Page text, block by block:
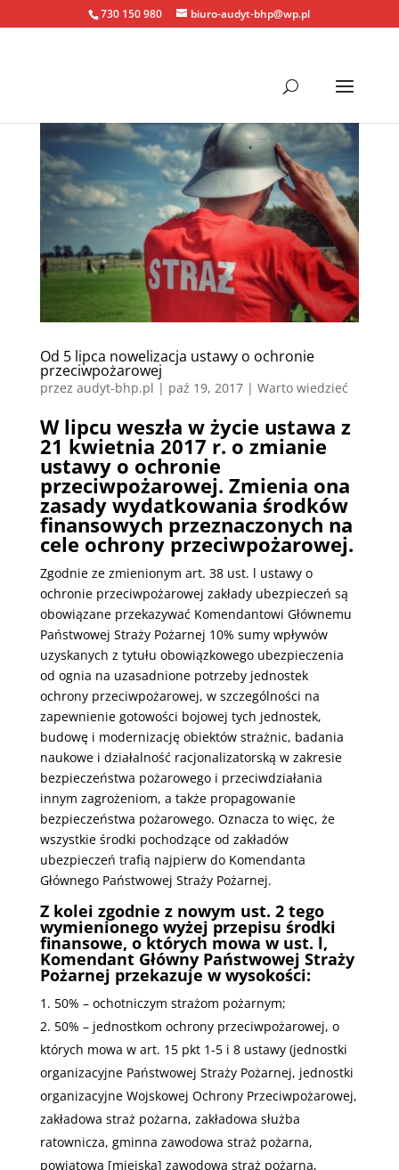
730 150 980 biuro-audyt-bhp@wp.pl
Od 5 lipca nowelizacja ustawy o ochronie
przeciwpożarowej
przez audyt-bhp.pl | paź 19, 2017| Warto wiedzieć
W lipcu weszła w życie ustawa z
21 kwietnia 2017 r. o zmianie
ustawy o ochronie
przeciwpożarowej. Zmienia ona
zasady wydatkowania środków
finansowych przeznaczonych na
cele ochrony przeciwpożarowej.
Zgodnie ze zmienionym art. 38 ust. l ustawy o
ochronie przeciwpożarowej zakłady ubezpieczeń są
obowiązane przekazywać Komendantowi Głównemu
Państwowej Straży Pożarnej 10% sumy wpływów
uzyskanych z tytułu obowiązkowego ubezpieczenia
od ognia na uzasadnione potrzeby jednostek
ochrony przeciwpożarowej, w szczególności na
zapewnienie gotowości bojowej tych jednostek,
budowę i modernizację obiektów strażnic, badania
naukowe i działalność racjonalizatorską w zakresie
bezpieczeństwa pożarowego i przeciwdziałania
innym zagrożeniom, a także propagowanie
bezpieczeństwa pożarowego. Oznacza to więc, że
wszystkie środki pochodzące od zakładów
ubezpieczeń trafią najpierw do Komendanta
Głównego Państwowej Straży Pożarnej.
Z kolei zgodnie z nowym ust. 2 tego
wymienionego wyżej przepisu środki
finansowe, o których mowa w ust. l,
Komendant Główny Państwowej Straży
Pożarnej przekazuje w wysokości:
50% – ochotniczym strażom pożarnym;
50% – jednostkom ochrony przeciwpożarowej, o
których mowa w art. 15 pkt 1-5 i 8 ustawy (jednostki
organizacyjne Państwowej Straży Pożarnej, jednostki
organizacyjne Wojskowej Ochrony Przeciwpożarowej,
zakładowa straż pożarna, zakładowa służba
ratownicza, gminna zawodowa straż pożarna,
powiatowa [miejska] zawodowa straż pożarna,